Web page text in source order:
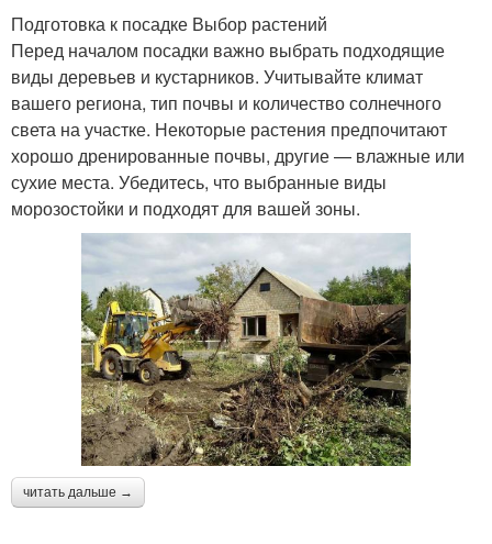
Подготовка к посадке Выбор растений
Перед началом посадки важно выбрать подходящие
виды деревьев и кустарников. Учитывайте климат
вашего региона, тип почвы и количество солнечного
света на участке. Некоторые растения предпочитают
хорошо дренированные почвы, другие — влажные или
сухие места. Убедитесь, что выбранные виды
морозостойки и подходят для вашей зоны.
читать дальше →